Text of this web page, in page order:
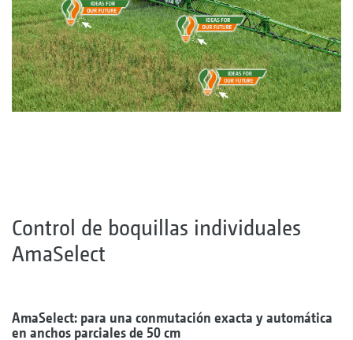
Control de boquillas individuales
AmaSelect
AmaSelect: para una conmutación exacta y automática
en anchos parciales de 50 cm